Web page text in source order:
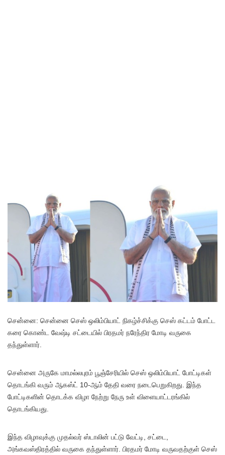
சென்னை: சென்னை செஸ் ஒலிம்பியாட் நிகழ்ச்சிக்கு செஸ் கட்டம் போட்ட
கரை கொண்ட வேஷ்டி சட்டையில் பிரதமர் நரேந்திர மோடி வருகை
தந்துள்ளார்.
சென்னை அருகே மாமல்லபுரம் பூஞ்சேரியில் செஸ் ஒலிம்பியாட் போட்டிகள்
தொடங்கி வரும் ஆகஸ்ட் 10-ஆம் தேதி வரை நடைபெறுகிறது. இந்த
போட்டிகளின் தொடக்க விழா நேற்று நேரு உள் விளையாட்டரங்கில்
தொடங்கியது.
இந்த விழாவுக்கு முதல்வர் ஸ்டாலின் பட்டு வேட்டி, சட்டை,
அங்கவஸ்திரத்தில் வருகை தந்துள்ளார். பிரதமர் மோடி வருவதற்குள் செஸ்